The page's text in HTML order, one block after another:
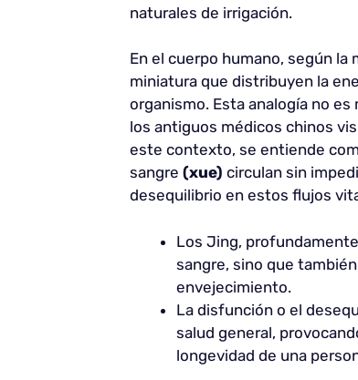
naturales de irrigación.
En el cuerpo humano, según la
miniatura que distribuyen la
organismo. Esta analogía no
los antiguos médicos chinos
este contexto, se entiende
sangre (xue) circulan sin
desequilibrio en estos flujos
Los Jing,
sangre, sino que
envejecimiento.
La disfunción o el
salud general,
longevidad de una